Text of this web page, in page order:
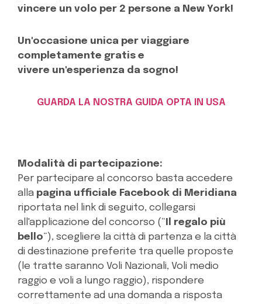
vincere un volo per 2 persone a New York!
Un'occasione unica per viaggiare
completamente gratis e
vivere un'esperienza da sogno!
GUARDA LA NOSTRA GUIDA OPTA IN USA
Modalità di partecipazione:
Per partecipare al concorso basta accedere
alla pagina ufficiale Facebook di Meridiana
riportata nel link di seguito, collegarsi
all'applicazione del concorso (“ Il regalo più
bello“), scegliere la città di partenza e la città
di destinazione preferite tra quelle proposte
(le tratte saranno Voli Nazionali, Voli medio
raggio e voli a lungo raggio), rispondere
correttamente ad una domanda a risposta